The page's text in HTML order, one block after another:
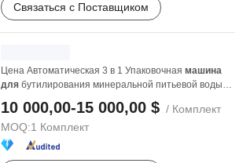
Связаться с Поставщиком
Цена Автоматическая 3 в 1 Упаковочная машина
для бутилирования минеральной питьевой воды
10 000,00-15 000,00 $ / Комплект
MOQ:1 Комплект